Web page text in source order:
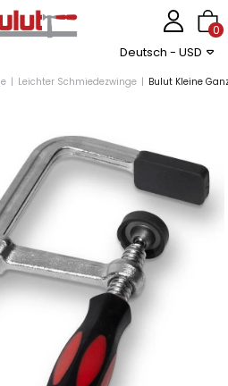
Deutsch - USD
0
Leichter Schmiedezwinge Bulut Kleine